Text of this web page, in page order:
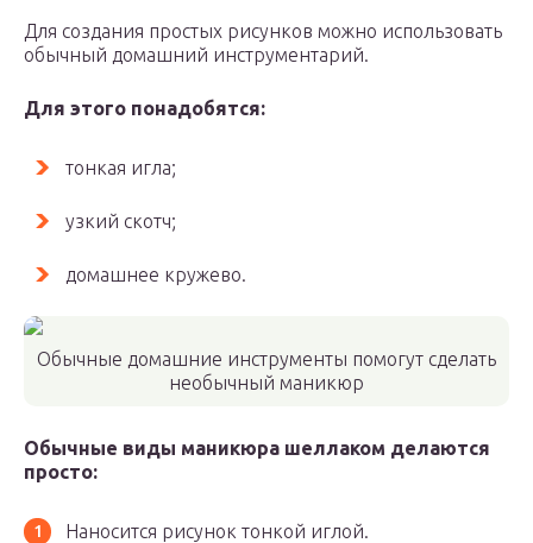
Для создания простых рисунков можно использовать
обычный домашний инструментарий.
Для этого понадобятся:
тонкая игла;
узкий скотч;
домашнее кружево.
Обычные домашние инструменты помогут сделать
необычный маникюр
Обычные виды маникюра шеллаком делаются
просто:
Наносится рисунок тонкой иглой.